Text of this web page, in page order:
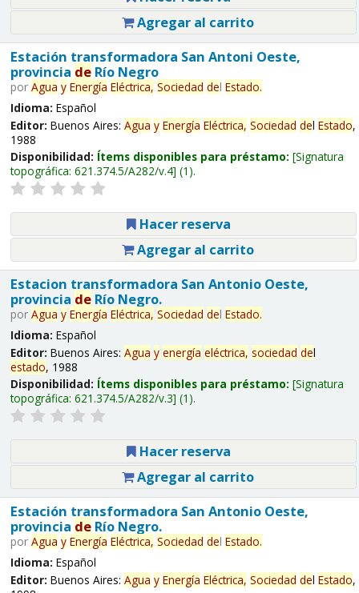
Agregar al carrito
Estación transformadora San Antoni Oeste,
provincia deRío Negro
por Agua y Energía Eléctrica, Sociedad del Estado.
Idioma: Español
Editor: Buenos Aires: Agua y Energía Eléctrica, Sociedad del Estado,
1988
Disponibilidad: Ítems disponibles para préstamo: Signatura
topográfica: 621.374.5/A282/v.4 (1).
Hacer reserva
Agregar al carrito
Estacion transformadora San Antonio Oeste,
provincia deRío Negro.
por Agua y Energía Eléctrica, Sociedad del Estado.
Idioma: Español
Editor: Buenos Aires: Agua y energía eléctrica, sociedad del
estado, 1988
Disponibilidad: Ítems disponibles para préstamo: Signatura
topográfica: 621.374.5/A282/v.3 (1).
Hacer reserva
Agregar al carrito
Estación transformadora San Antonio Oeste,
provincia deRío Negro.
por Agua y Energía Eléctrica, Sociedad del Estado.
Idioma: Español
Editor: Buenos Aires: Agua y Energía Eléctrica, Sociedad del Estado,